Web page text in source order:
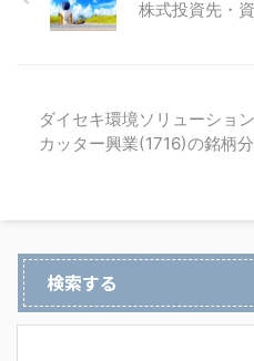
株式投資先・
ダイセキ環境ソリューショ
カッター興業(1716)の銘柄
検索する